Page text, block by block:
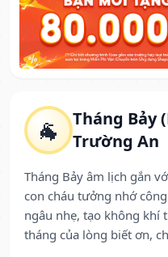
🐐
Tháng Bảy
Trường An
Tháng Bảy âm lịch gắn
con cháu tưởng nhớ
ngâu nhẹ, tạo không khí
tháng của lòng biết ơn,